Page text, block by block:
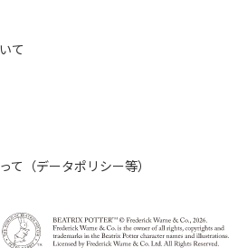
て
て（データポリシー等）